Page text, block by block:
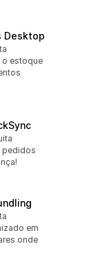
Desktop
o estoque
pedidos
em
onde